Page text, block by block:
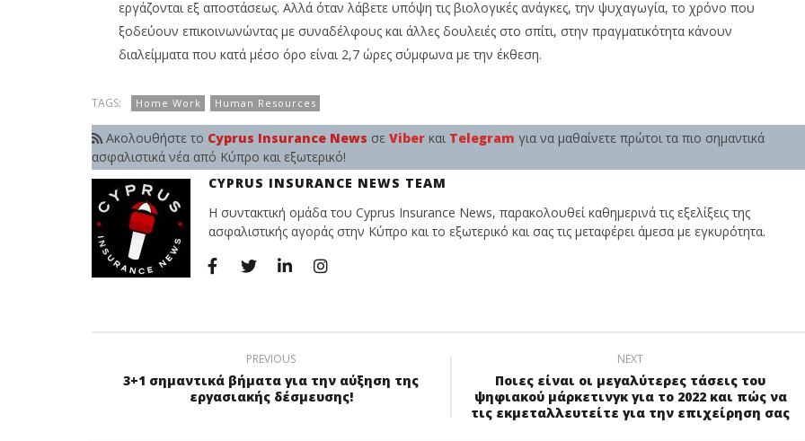
εργάζονται εξ αποστάσεως. Αλλά όταν λάβετε υπόψη τις βιολογικές ανάγκες, την ψυχαγωγία, το χρόνο που
ξοδεύουν επικοινωνώντας με συναδέλφους και άλλες δουλειές στο σπίτι, στην πραγματικότητα κάνουν
διαλείμματα που κατά μέσο όρο είναι 2,7 ώρες σύμφωνα με την έκθεση.
TAGS: Home Work Human Resources
Ακολουθήστε το Cyprus Insurance News σε Viberκαι Telegram για να μαθαίνετε πρώτοι τα πιο σημαντικά
ασφαλιστικά νέα από Κύπρο και εξωτερικό!
CYPRUS INSURANCE NEWS TEAM
Η συντακτική ομάδα του Cyprus Insurance News, παρακολουθεί καθημερινά τις εξελίξεις της
ασφαλιστικής αγοράς στην Κύπρο και το εξωτερικό και σας τις μεταφέρει άμεσα με εγκυρότητα.
PREVIOUS
3+1 σημαντικά βήματα για την αύξηση της
εργασιακής δέσμευσης!
NEXT
Ποιες είναι οι μεγαλύτερες τάσεις του
ψηφιακού μάρκετινγκ για το 2022 και πώς να
τις εκμεταλλευτείτε για την επιχείρηση σας